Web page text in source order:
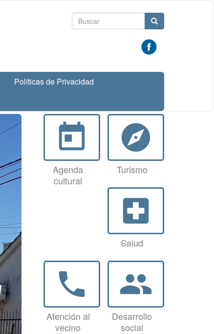
Formulario
Políticas de Privacidad
today
Agenda
cultural
explore
Turismo
local_hospital
Salud
phone
Atención al
vecino
group
Desarrollo
social